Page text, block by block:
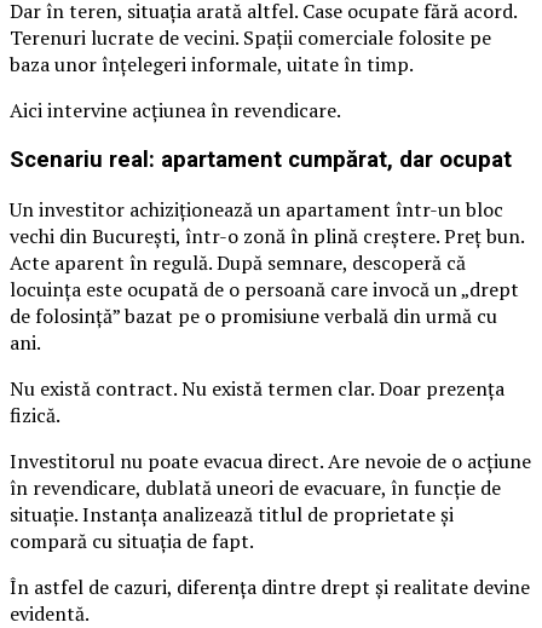
Dar în teren, situația arată altfel. Case ocupate fără acord.
Terenuri lucrate de vecini. Spații comerciale folosite pe
baza unor înțelegeri informale, uitate în timp.
Aici intervine acțiunea în revendicare.
Scenariu real: apartament cumpărat, dar ocupat
Un investitor achiziționează un apartament într-un bloc
vechi din București, într-o zonă în plină creștere. Preț bun.
Acte aparent în regulă. După semnare, descoperă că
locuința este ocupată de o persoană care invocă un „drept
de folosință” bazat pe o promisiune verbală din urmă cu
ani.
Nu există contract. Nu există termen clar. Doar prezența
fizică.
Investitorul nu poate evacua direct. Are nevoie de o acțiune
în revendicare, dublată uneori de evacuare, în funcție de
situație. Instanța analizează titlul de proprietate și
compară cu situația de fapt.
În astfel de cazuri, diferența dintre drept și realitate devine
evidentă.